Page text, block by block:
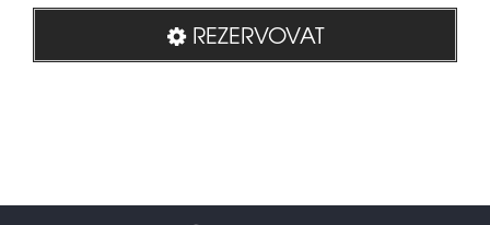
REZERVOVAT